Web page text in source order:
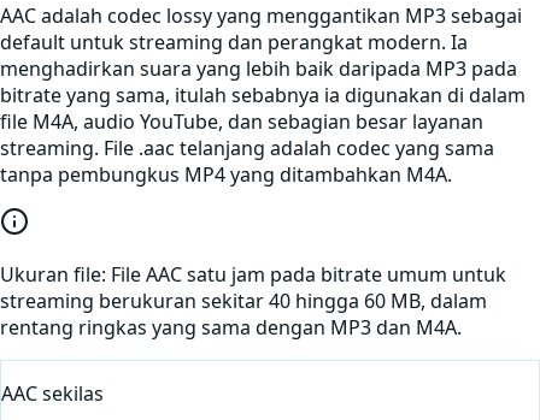
AAC adalah codec lossy yang menggantikan MP3 sebagai
default untuk streaming dan perangkat modern. Ia
menghadirkan suara yang lebih baik daripada MP3 pada
bitrate yang sama, itulah sebabnya ia digunakan di dalam
file M4A, audio YouTube, dan sebagian besar layanan
streaming. File .aac telanjang adalah codec yang sama
tanpa pembungkus MP4 yang ditambahkan M4A.
Ukuran file: File AAC satu jam pada bitrate umum untuk
streaming berukuran sekitar 40 hingga 60 MB, dalam
rentang ringkas yang sama dengan MP3 dan M4A.
AACsekilas